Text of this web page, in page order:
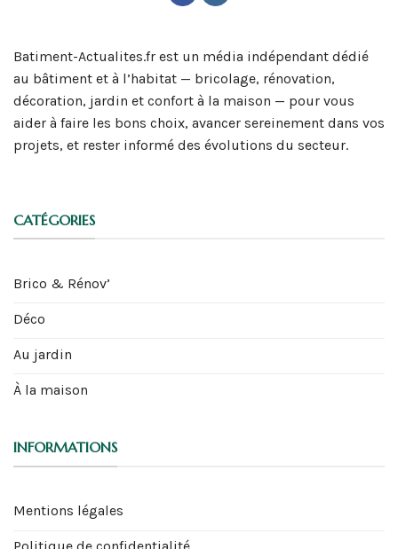
Batiment-Actualites.fr est un média indépendant dédié
au bâtiment et à l’habitat — bricolage, rénovation,
décoration, jardin et confort à la maison — pour vous
aider à faire les bons choix, avancer sereinement dans vos
projets, et rester informé des évolutions du secteur.
CATÉGORIES
Brico & Rénov’
Déco
Au jardin
À la maison
INFORMATIONS
Mentions légales